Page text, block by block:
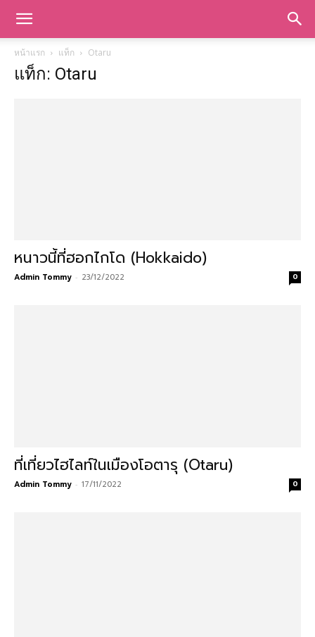
หน้าแรก แท็ก Otaru
แท็ก: Otaru
หนาวนี้ที่ฮอกไกโด (Hokkaido)
Admin Tommy - 23/12/2022 0
ที่เที่ยวไฮไลท์ในเมืองโอตารุ (Otaru)
Admin Tommy - 17/11/2022 0